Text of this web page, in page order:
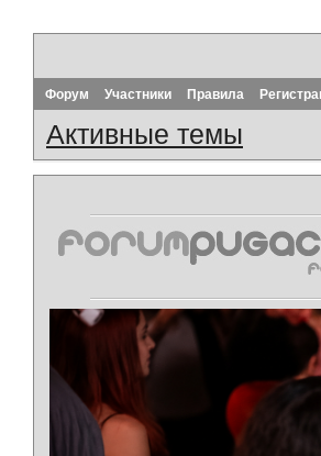
Форум Участники Правила
Активные темы